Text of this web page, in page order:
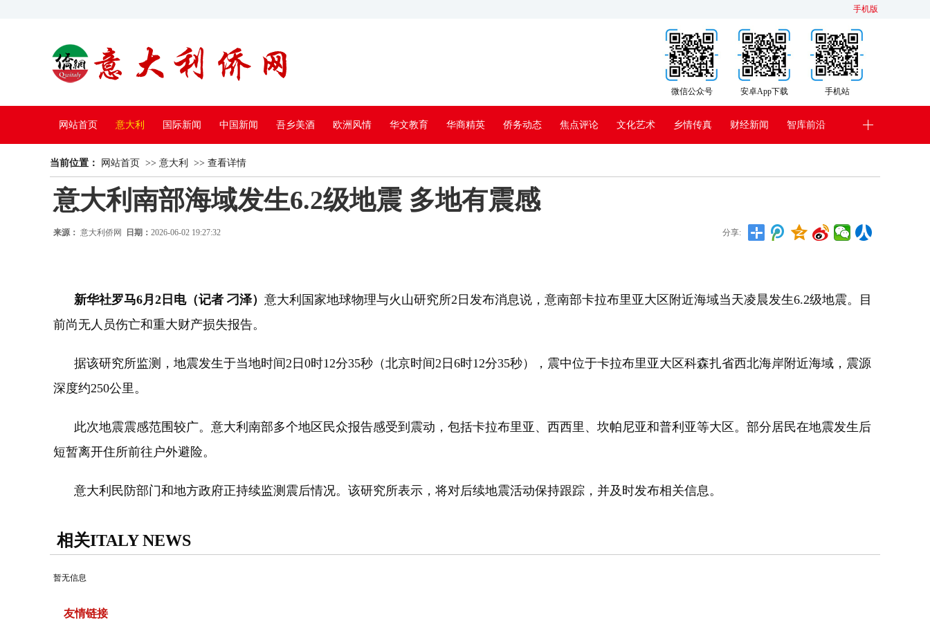
手机版
手机站
安卓App下载
微信公众号
网站首页 意大利 国际新闻 中国新闻 吾乡美酒 欧洲风情 华文教育 华商精英 侨务动态 焦点评论 文化艺术 乡情传真 财经新闻 智库前沿
中国电视
当前位置： 网站首页 >> 意大利 >> 查看详情
意大利南部海域发生6.2级地震 多地有震感
来源： 意大利侨网 日期： 2026-06-02 19:27:32 分享:
新华社罗马6月2日电（记者 刁泽） 意大利国家地球物理与火山研究所2日发布消息说，意南部卡拉布里亚大区附近海域当天凌晨发生6.2级地震。目
前尚无人员伤亡和重大财产损失报告。
据该研究所监测，地震发生于当地时间2日0时12分35秒（北京时间2日6时12分35秒），震中位于卡拉布里亚大区科森扎省西北海岸附近海域，震源
深度约250公里。
此次地震震感范围较广。意大利南部多个地区民众报告感受到震动，包括卡拉布里亚、西西里、坎帕尼亚和普利亚等大区。部分居民在地震发生后
短暂离开住所前往户外避险。
意大利民防部门和地方政府正持续监测震后情况。该研究所表示，将对后续地震活动保持跟踪，并及时发布相关信息。
相关ITALY NEWS
暂无信息
友情链接